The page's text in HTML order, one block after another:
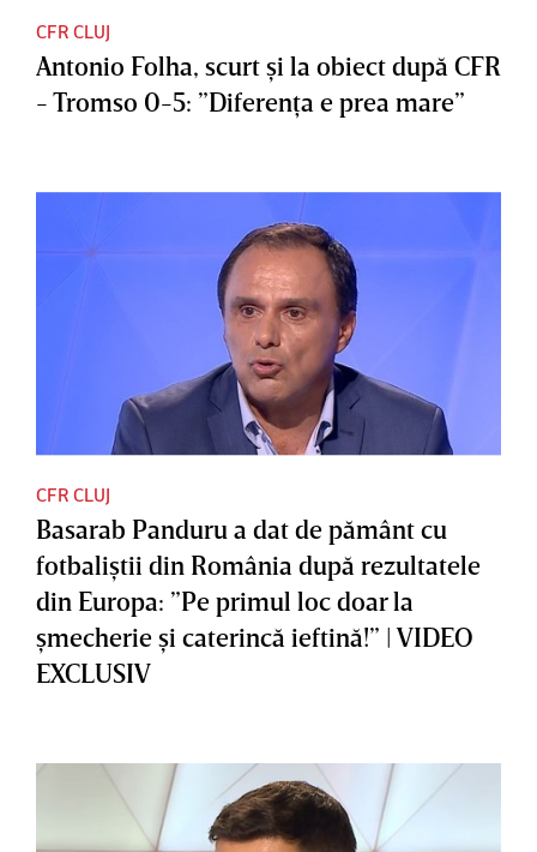
CFR CLUJ
Antonio Folha, scurt şi la obiect după CFR
- Tromso 0-5: ”Diferenţa e prea mare”
CFR CLUJ
Basarab Panduru a dat de pământ cu
fotbaliştii din România după rezultatele
din Europa: ”Pe primul loc doar la
şmecherie şi caterincă ieftină!” | VIDEO
EXCLUSIV